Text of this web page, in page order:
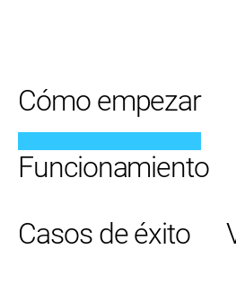
Cómo empezar
Funcionamiento
Casos de éxito